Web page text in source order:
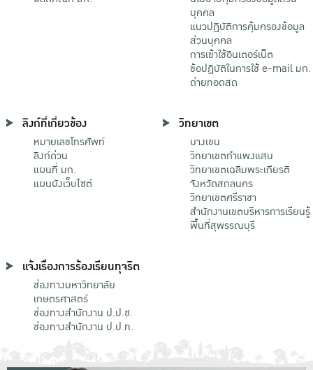
บุคคล
แนวปฏิบัติการคุ้มครองข้อมูล
ส่วนบุคคล
การเข้าใช้อินเตอร์เน็ต
ข้อปฏิบัติในการใช้ e-mail มก.
ถ่ายทอดสด
ลิงก์ที่เกี่ยวข้อง
หมายเลขโทรศัพท์
ลิงก์ด่วน
แผนที่ มก.
แผนผังเว็บไซต์
วิทยาเขต
บางเขน
วิทยาเขตกําแพงแสน
วิทยาเขตเฉลิมพระเกียรติ
จังหวัดสกลนคร
วิทยาเขตศรีราชา
สำนักงานเขตบริหารการเรียนรู้
พื้นที่สุพรรณบุรี
แจ้งเรื่องการร้องเรียนทุจริต
ช่องทางมหาวิทยาลัย
เกษตรศาสตร์
ช่องทางสำนักงาน ป.ป.ช.
ช่องทางสำนักงาน ป.ป.ท.